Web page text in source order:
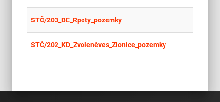
STČ/203_BE_Rpety_pozemky
STČ/202_KD_Zvoleněves_Zlonice_pozemky